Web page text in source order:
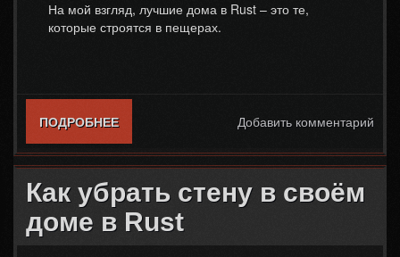
На мой взгляд, лучшие дома в Rust – это те,
которые строятся в пещерах.
ПОДРОБНЕЕО ЛУЧШИЕ ДОМА В RUSTДобавить комментарий
Как убрать стену в своём
доме в Rust